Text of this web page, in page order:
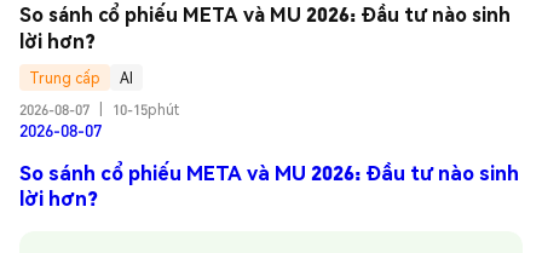
So sánh cổ phiếu META và MU 2026: Đầu tư nào sinh
lời hơn?
Trung cấp
AI
2026-08-07
10-15phút
2026-08-07
So sánh cổ phiếu META và MU 2026: Đầu tư nào sinh
lời hơn?